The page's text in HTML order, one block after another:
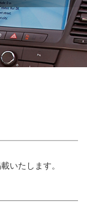
いたします。